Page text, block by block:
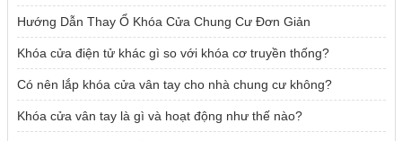
Hướng Dẫn Thay Ổ Khóa Cửa Chung Cư Đơn Giản
Khóa cửa điện tử khác gì so với khóa cơ truyền thống?
Có nên lắp khóa cửa vân tay cho nhà chung cư không?
Khóa cửa vân tay là gì và hoạt động như thế nào?